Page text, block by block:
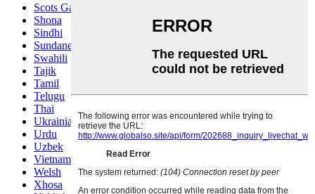
Scots Gaelic
Shona
Sindhi
Sundanese
Swahili
Tajik
Tamil
Telugu
Thai
Ukrainian
Urdu
Uzbek
Vietnamese
Welsh
Xhosa